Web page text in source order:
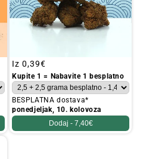
Redovna
cijena
Iz 0,39€
Kupite 1 = Nabavite 1 besplatno
BESPLATNA dostava*
ponedjeljak, 10. kolovoza
Dodaj - 7,40€